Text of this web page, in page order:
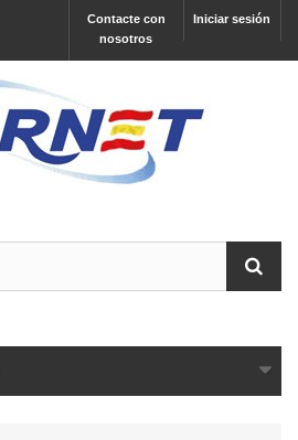
Iniciar sesión
Contacte con
nosotros